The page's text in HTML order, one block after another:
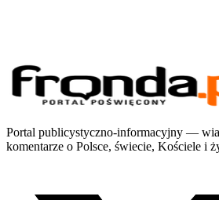
Portal publicystyczno-informacyjny —
komentarze o Polsce, świecie, Kościele i